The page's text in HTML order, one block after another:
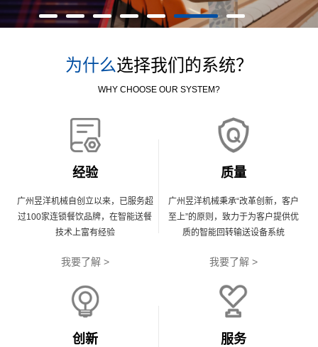
为什么选择我们的系统？
WHY CHOOSE OUR SYSTEM?
经验
广州昱洋机械自创立以来，已服务超
过100家连锁餐饮品牌，在智能送餐
技术上富有经验
我要了解 >
质量
广州昱洋机械秉承“改革创新，客户
至上”的原则，致力于为客户提供优
质的智能回转输送设备系统
我要了解 >
创新 服务